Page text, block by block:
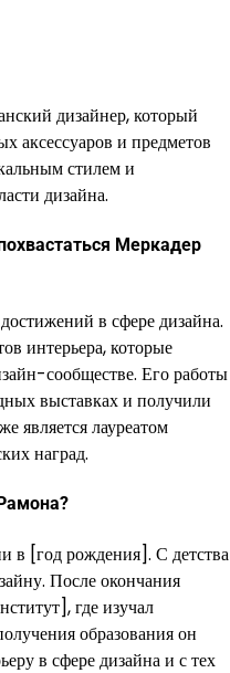
дизайнер, который
аксессуаров и предметов
стилем и
дизайна.
Меркадер
в сфере дизайна.
интерьера, которые
сообществе. Его работы
выставках и получили
является лауреатом
наград.
в [год рождения]. С детства
После окончания
где изучал
образования он
в сфере дизайна и с тех